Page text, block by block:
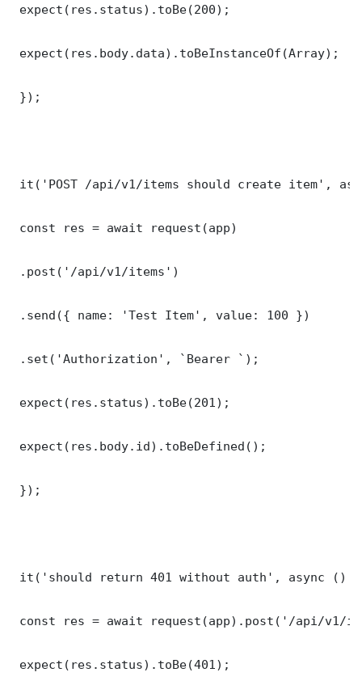
expect(res.status).toBe(200);
expect(res.body.data).toBeInstanceOf(Array);
});
it('POST /api/v1/items should create item',
const res = await request(app)
.post('/api/v1/items')
.send({ name: 'Test Item', value: 100 })
.set('Authorization', `Bearer `);
expect(res.status).toBe(201);
expect(res.body.id).toBeDefined();
});
it('should return 401 without auth', async ()
const res = await request(app).post('/api/v1/
expect(res.status).toBe(401);